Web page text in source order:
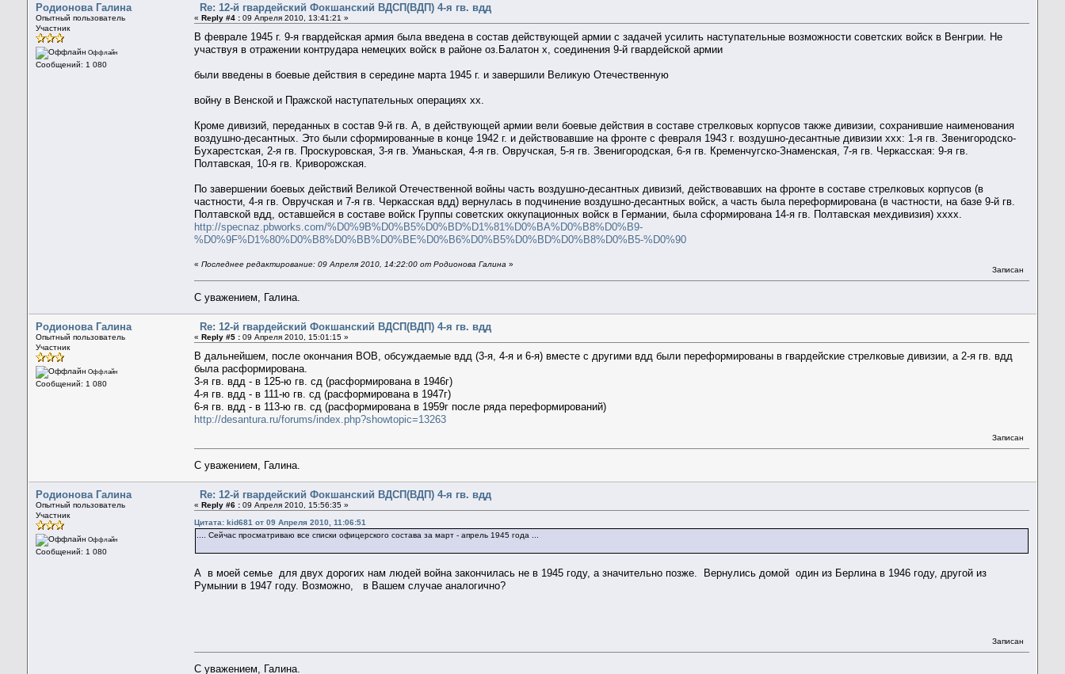
Родионова Галина
Опытный пользователь
Участник
Оффлайн
Сообщений: 1 080
Re: 12-й гвардейский Фокшанский ВДСП(ВДП) 4-я гв. вдд
«Reply #4 : 09 Апреля 2010, 13:41:21 »
В феврале 1945 г. 9-я гвардейская армия была введена в состав действующей армии с задачей усилить наступательные возможности советских войск в Венгрии. Не
участвуя в отражении контрудара немецких войск в районе оз.Балатон х, соединения 9-й гвардейской армии
были введены в боевые действия в середине марта 1945 г. и завершили Великую Отечественную
войну в Венской и Пражской наступательных операциях хх.
Кроме дивизий, переданных в состав 9-й гв. А, в действующей армии вели боевые действия в составе стрелковых корпусов также дивизии, сохранившие наименования
воздушно-десантных. Это были сформированные в конце 1942 г. и действовавшие на фронте с февраля 1943 г. воздушно-десантные дивизии ххх: 1-я гв. Звенигородско-
Бухарестская, 2-я гв. Проскуровская, 3-я гв. Уманьская, 4-я гв. Овручская, 5-я гв. Звенигородская, 6-я гв. Кременчугско-Знаменская, 7-я гв. Черкасская: 9-я гв.
Полтавская, 10-я гв. Криворожская.
По завершении боевых действий Великой Отечественной войны часть воздушно-десантных дивизий, действовавших на фронте в составе стрелковых корпусов (в
частности, 4-я гв. Овручская и 7-я гв. Черкасская вдд) вернулась в подчинение воздушно-десантных войск, а часть была переформирована (в частности, на базе 9-й гв.
Полтавской вдд, оставшейся в составе войск Группы советских оккупационных войск в Германии, была сформирована 14-я гв. Полтавская мехдивизия) хххх.
http://specnaz.pbworks.com/%D0%9B%D0%B5%D0%BD%D1%81%D0%BA%D0%B8%D0%B9-
%D0%9F%D1%80%D0%B8%D0%BB%D0%BE%D0%B6%D0%B5%D0%BD%D0%B8%D0%B5-%D0%90
«Последнее редактирование: 09 Апреля 2010, 14:22:00 от Родионова Галина »
Записан
С уважением, Галина.
Родионова Галина
Опытный пользователь
Участник
Оффлайн
Сообщений: 1 080
Re: 12-й гвардейский Фокшанский ВДСП(ВДП) 4-я гв. вдд
« Reply #5 : 09 Апреля 2010, 15:01:15 »
В дальнейшем, после окончания ВОВ, обсуждаемые вдд (3-я, 4-я и 6-я) вместе с другими вдд были переформированы в гвардейские стрелковые дивизии, а 2-я гв. вдд
была расформирована.
3-я гв. вдд - в 125-ю гв. сд (расформирована в 1946г)
4-я гв. вдд - в 111-ю гв. сд (расформирована в 1947г)
6-я гв. вдд - в 113-ю гв. сд (расформирована в 1959г после ряда переформирований)
http://desantura.ru/forums/index.php?showtopic=13263
Записан
С уважением, Галина.
Родионова Галина
Опытный пользователь
Участник
Оффлайн
Сообщений: 1 080
Re: 12-й гвардейский Фокшанский ВДСП(ВДП) 4-я гв. вдд
«Reply #6 : 09 Апреля 2010, 15:56:35 »
Цитата: kid681 от 09 Апреля 2010, 11:06:51
.... Сейчас просматриваю все списки офицерского состава за март - апрель 1945 года ...
А в моей семье для двух дорогих нам людей война закончилась не в 1945 году, а значительно позже. Вернулись домой один из Берлина в 1946 году, другой из
Румынии в 1947 году. Возможно, в Вашем случае аналогично?
Записан
С уважением, Галина.